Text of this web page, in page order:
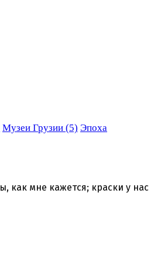
Музеи Грузии (5) Эпоха
как мне кажется; краски у нас